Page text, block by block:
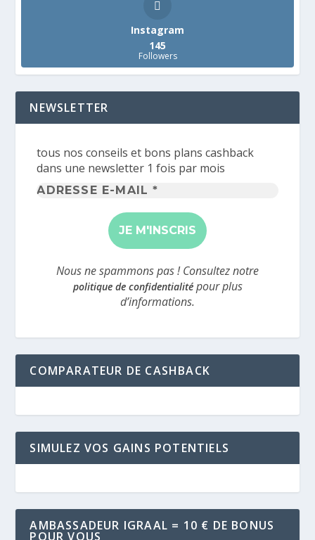
Instagram
145
Followers
NEWSLETTER
tous nos conseils et bons plans cashback
dans une newsletter 1 fois par mois
Adresse
mail
*
Nous ne spammons pas ! Consultez notre
politique de confidentialitépour plus
d’informations.
COMPARATEUR DE CASHBACK
SIMULEZ VOS GAINS POTENTIELS
AMBASSADEUR IGRAAL = 10 € DE BONUS
POUR VOUS